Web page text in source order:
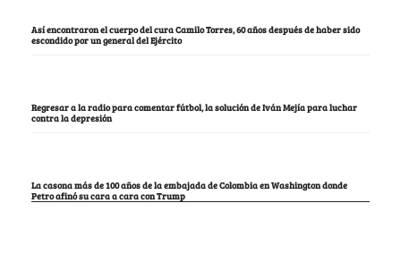
Así encontraron el cuerpo del cura Camilo Torres, 60 años después de haber sido
escondido por un general del Ejército
Regresar a la radio para comentar fútbol, la solución de Iván Mejía para luchar
contra la depresión
La casona más de 100 años de la embajada de Colombia en Washington donde
Petro afinó su cara a cara con Trump